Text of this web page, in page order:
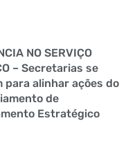
NO SERVIÇO
– Secretarias se
para alinhar ações do
de
Estratégico